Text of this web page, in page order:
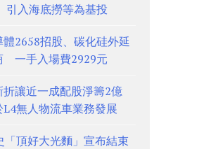
引入海底撈等為基投
體2658招股、碳化硅外延
一手入場費2929元
讓近一成配股淨籌2億
無人物流車業務發展
「頂好大光麵」宣布結束